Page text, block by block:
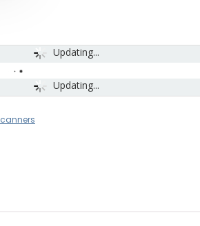
Updating...
Updating...